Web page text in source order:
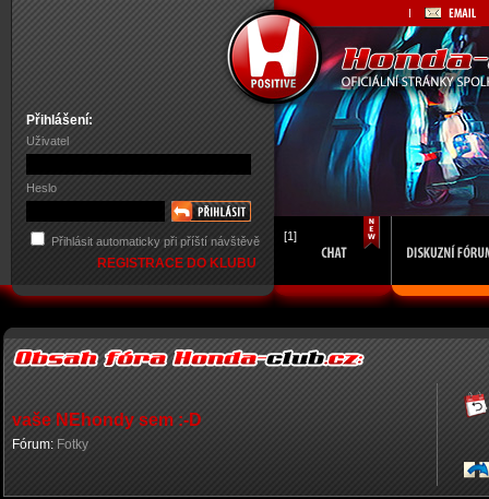
Přihlášení:
Uživatel
Heslo
Přihlásit automaticky při příští návštěvě
REGISTRACE DO KLUBU
[1]
vaše NEhondy sem :-D
Fórum: Fotky